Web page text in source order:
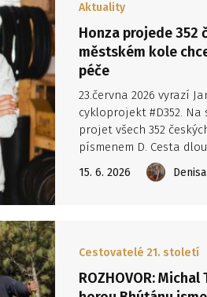
Aktuality
Honza projede 352
městském kole
péče
23.června 2026 vyrazí
cykloprojekt #D352.
projet všech 352
písmenem D. Cesta
má podpořit
téma paliativní péče.
15. 6. 2026
Cestovatelé 21. století
ROZHOVOR: